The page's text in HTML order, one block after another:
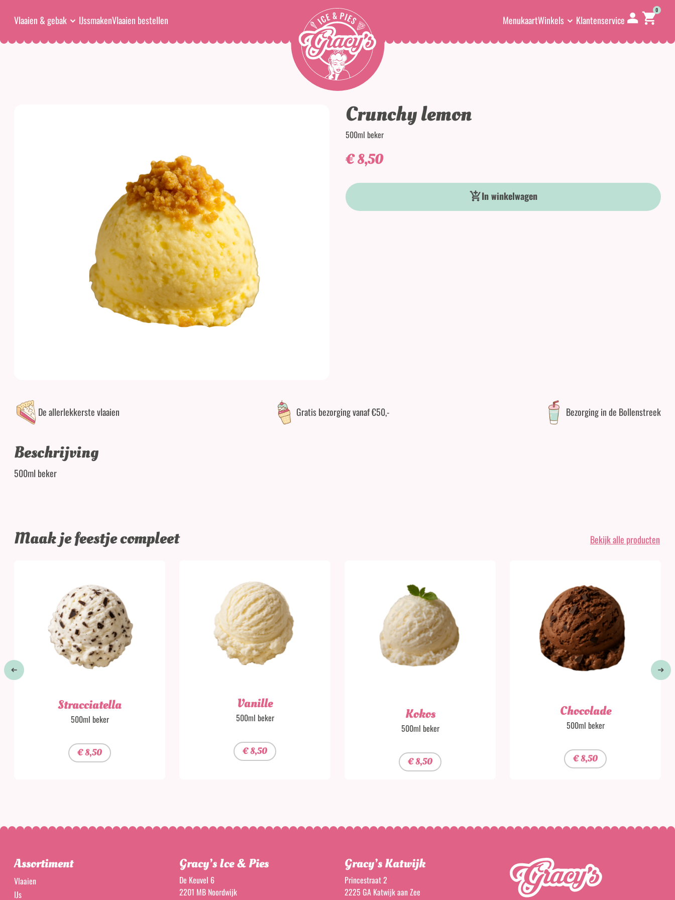
Vlaaien & gebak IJssmakenVlaaien bestellen MenukaartWinkels Klantenservice
0
Crunchy lemon
500ml beker
€8,50
Crunchy lemon aantal
In winkelwagen
De allerlekkerste vlaaien Gratis bezorging vanaf €50,- Bezorging in de Bollenstreek
Beschrijving
500ml beker
Maak je feestje compleet Bekijk alle producten
Stracciatella
500ml beker
€8,50
Vanille
500ml beker
€8,50
Kokos
500ml beker
€8,50
Chocolade
500ml beker
€8,50
Assortiment
Vlaaien
IJs
Gracy’s Ice & Pies
De Keuvel 6
2201 MB Noordwijk
Gracy’s Katwijk
Princestraat 2
2225 GA Katwijk aan Zee